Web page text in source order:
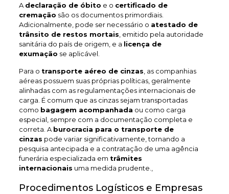
A declaração de óbito e o certificado de
cremação são os documentos primordiais.
Adicionalmente, pode ser necessário o atestado de
trânsito de restos mortais , emitido pela autoridade
sanitária do país de origem, e a licença de
exumação se aplicável.
Para o transporte aéreo de cinzas , as companhias
aéreas possuem suas próprias políticas, geralmente
alinhadas com as regulamentações internacionais de
carga. É comum que as cinzas sejam transportadas
como bagagem acompanhada ou como carga
especial, sempre com a documentação completa e
correta. A burocracia para o transporte de
cinzas pode variar significativamente, tornando a
pesquisa antecipada e a contratação de uma agência
funerária especializada em trâmites
internacionais uma medida prudente.,
Procedimentos Logísticos e Empresas